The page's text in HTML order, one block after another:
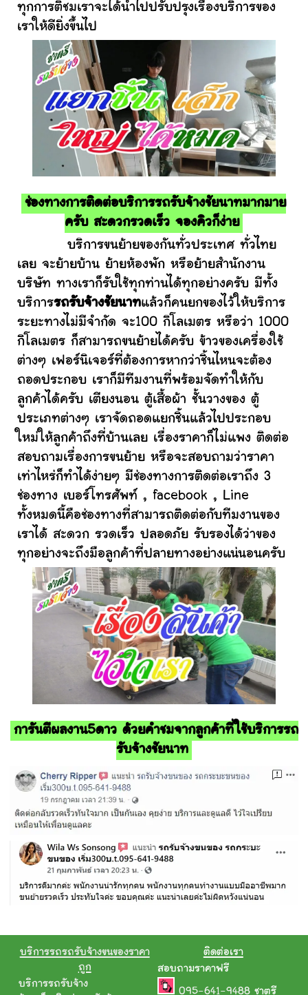
ทุกการติชมเราจะได้นำไปปรับปรุงเรื่องบริการของ
เราให้ดียิ่งขึ้นไป
ช่องทางการติดต่อบริการรถรับจ้างชัยนาทมากมาย
ครับ สะดวกรวดเร็ว จองคิวก็ง่าย
บริการขนย้ายของกันทั่วประเทศ ทั่วไทย
เลย จะย้ายบ้าน ย้ายห้องพัก หรือย้ายสำนักงาน
บริษัท ทางเราก็รับใช้ทุกท่านได้ทุกอย่างครับ มีทั้ง
บริการรถรับจ้างชัยนาทแล้วก็คนยกของไว้ให้บริการ
ระยะทางไม่มีจำกัด จะ100 กิโลเมตร หรือว่า 1000
กิโลเมตร ก็สามารถขนย้ายได้ครับ ข้าวของเครื่องใช้
ต่างๆ เฟอร์นิเจอร์ที่ต้องการหากว่าชิ้นไหนจะต้อง
ถอดประกอบ เราก็มีทีมงานที่พร้อมจัดทำให้กับ
ลูกค้าได้ครับ เตียงนอน ตู้เสื้อผ้า ชั้นวางของ ตู้
ประเภทต่างๆ เราจัดถอดแยกชิ้นแล้วไปประกอบ
ใหม่ให้ลูกค้าถึงที่บ้านเลย เรื่องราคาก็ไม่แพง ติดต่อ
สอบถามเรื่องการขนย้าย หรือจะสอบถามว่าราคา
เท่าไหร่ก็ทำได้ง่ายๆ มีช่องทางการติดต่อเราถึง 3
ช่องทาง เบอร์โทรศัพท์ , facebook , Line
ทั้งหมดนี้คือช่องทางที่สามารถติดต่อกับทีมงานของ
เราได้ สะดวก รวดเร็ว ปลอดภัย รับรองได้ว่าของ
ทุกอย่างจะถึงมือลูกค้าที่ปลายทางอย่างแน่นอนครับ
การันตีผลงาน5ดาว ด้วยคำชมจากลูกค้าที่ใช้บริการรถ
รับจ้างชัยนาท
บริการรถรถรับจ้างขนของราคา
ถูก
บริการรถรับจ้าง
ติดต่อเรา
สอบถามราคาฟรี
095-641-9488 ชาตรี